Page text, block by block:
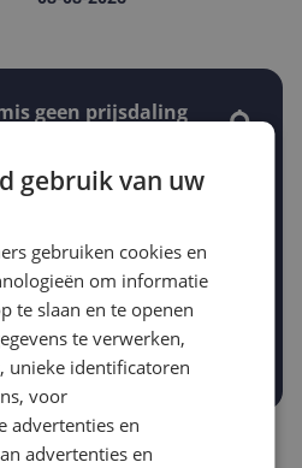
geen prijsdaling
Gewenste prijs
€
aanzetten
gebruik van uw
gebruiken cookies en
om informatie
te slaan en te openen
te verwerken,
unieke identificatoren
voor
advertenties en
advertenties en